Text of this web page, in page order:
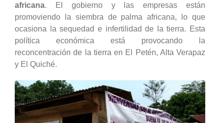
africana. El gobierno y las empresas están
promoviendo la siembra de palma africana, lo que
ocasiona la sequedad e infertilidad de la tierra. Esta
política económica está provocando la
reconcentración de la tierra en El Petén, Alta Verapaz
y El Quiché.